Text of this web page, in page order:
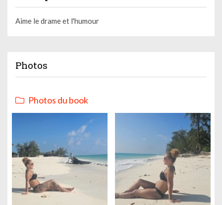
Aime le drame et l'humour
Photos
Photos du book